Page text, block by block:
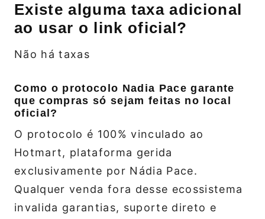
Existe alguma taxa adicional
ao usar o link oficial?
Não há taxas
Como o protocolo Nadia Pace garante
que compras só sejam feitas no local
oficial?
O protocolo é 100% vinculado ao
Hotmart, plataforma gerida
exclusivamente por Nádia Pace.
Qualquer venda fora desse ecossistema
invalida garantias, suporte direto e